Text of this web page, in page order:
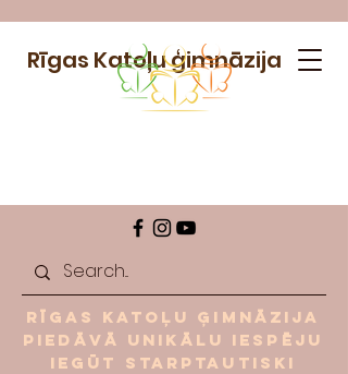
Rīgas Katoļu ģimnāzija
Rīgas Katoļu ģimnāzija
piedāvā unikālu iespēju
iegūt starptautiski